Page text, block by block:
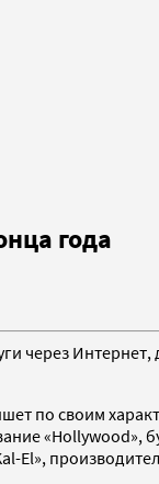
года
через
по своим
El»,